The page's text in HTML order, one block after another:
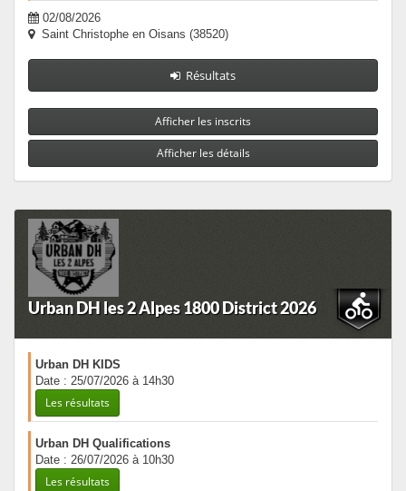
02/08/2026
Saint Christophe en Oisans (38520)
Résultats
Afficher les inscrits
Afficher les détails
Urban DH les 2 Alpes 1800 District 2026
Urban DH KIDS
Date : 25/07/2026 à 14h30
Les résultats
Urban DH Qualifications
Date : 26/07/2026 à 10h30
Les résultats